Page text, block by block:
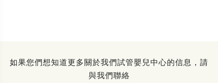
如果您們想知道更多關於我們試管嬰兒中心的信息，請
與我們聯絡